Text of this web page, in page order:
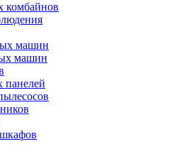
комбайнов
машин
машин
панелей